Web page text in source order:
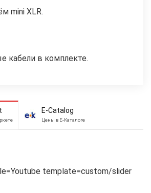
mini XLR.
кабели в комплекте.
E-Catalog
Цены в Е-Каталоге
template=custom/slider